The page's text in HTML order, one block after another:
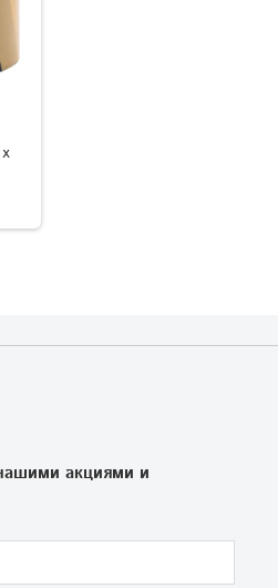
акциями и